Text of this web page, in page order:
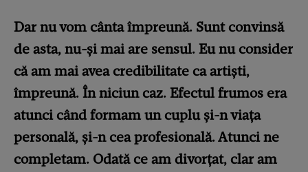
Dar nu vom cânta împreună. Sunt convinsă
de asta, nu-și mai are sensul. Eu nu consider
că am mai avea credibilitate ca artiști,
împreună. În niciun caz. Efectul frumos era
atunci când formam un cuplu și-n viața
personală, și-n cea profesională. Atunci ne
completam. Odată ce am divorțat, clar am